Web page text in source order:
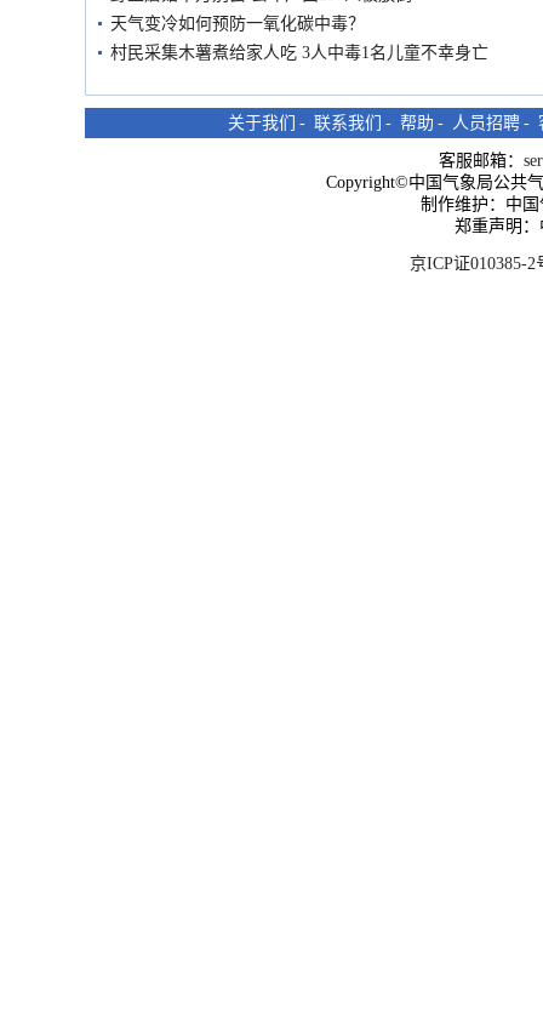
天气变冷如何预防一氧化碳中毒？
村民采集木薯煮给家人吃 3人中毒1名儿童不幸身亡
关于我们 - 联系我们 - 帮助 - 人员招聘 -
客服邮箱：
Copyright©中国气象局公共
制作维护：中
郑重声明
京ICP证010385-2